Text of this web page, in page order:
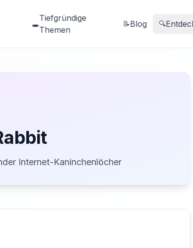
🕳️
Tiefgründige
Themen
📝Blog 🔍
Internet-Kaninchenlöcher